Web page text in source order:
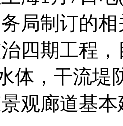
局制订的
四期工程
体，干流堤
观廊道基本